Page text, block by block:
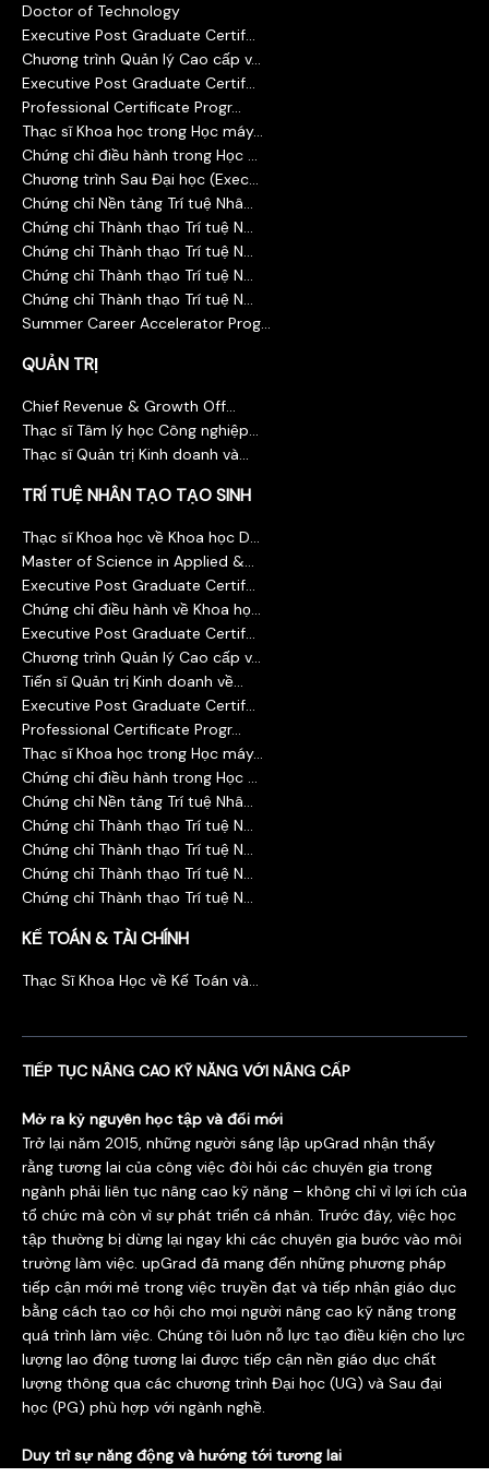
Doctor of Technology
Executive Post Graduate Certif...
Chương trình Quản lý Cao cấp v...
Executive Post Graduate Certif...
Professional Certificate Progr...
Thạc sĩ Khoa học trong Học máy...
Chứng chỉ điều hành trong Học ...
Chương trình Sau Đại học (Exec...
Chứng chỉ Nền tảng Trí tuệ Nhâ...
Chứng chỉ Thành thạo Trí tuệ N...
Chứng chỉ Thành thạo Trí tuệ N...
Chứng chỉ Thành thạo Trí tuệ N...
Chứng chỉ Thành thạo Trí tuệ N...
Summer Career Accelerator Prog...
QUẢN TRỊ
Chief Revenue & Growth Off...
Thạc sĩ Tâm lý học Công nghiệp...
Thạc sĩ Quản trị Kinh doanh và...
TRÍ TUỆ NHÂN TẠO TẠO SINH
Thạc sĩ Khoa học về Khoa học D...
Master of Science in Applied &...
Executive Post Graduate Certif...
Chứng chỉ điều hành về Khoa họ...
Executive Post Graduate Certif...
Chương trình Quản lý Cao cấp v...
Tiến sĩ Quản trị Kinh doanh về...
Executive Post Graduate Certif...
Professional Certificate Progr...
Thạc sĩ Khoa học trong Học máy...
Chứng chỉ điều hành trong Học ...
Chứng chỉ Nền tảng Trí tuệ Nhâ...
Chứng chỉ Thành thạo Trí tuệ N...
Chứng chỉ Thành thạo Trí tuệ N...
Chứng chỉ Thành thạo Trí tuệ N...
Chứng chỉ Thành thạo Trí tuệ N...
KẾ TOÁN & TÀI CHÍNH
Thạc Sĩ Khoa Học về Kế Toán và...
TIẾP TỤC NÂNG CAO KỸ NĂNG VỚI NÂNG CẤP
Mở ra kỷ nguyên học tập và đổi mới
Trở lại năm 2015, những người sáng lập upGrad nhận thấy
rằng tương lai của công việc đòi hỏi các chuyên gia trong
ngành phải liên tục nâng cao kỹ năng – không chỉ vì lợi ích của
tổ chức mà còn vì sự phát triển cá nhân. Trước đây, việc học
tập thường bị dừng lại ngay khi các chuyên gia bước vào môi
trường làm việc. upGrad đã mang đến những phương pháp
tiếp cận mới mẻ trong việc truyền đạt và tiếp nhận giáo dục
bằng cách tạo cơ hội cho mọi người nâng cao kỹ năng trong
quá trình làm việc. Chúng tôi luôn nỗ lực tạo điều kiện cho lực
lượng lao động tương lai được tiếp cận nền giáo dục chất
lượng thông qua các chương trình Đại học (UG) và Sau đại
học (PG) phù hợp với ngành nghề.
Duy trì sự năng động và hướng tới tương lai